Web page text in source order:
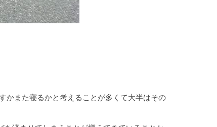
かまた寝るかと考えることが多くて大半はその